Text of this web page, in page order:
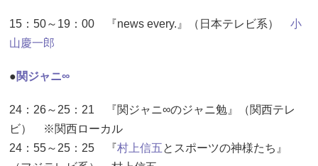
15：50～19：00 『news every.』（日本テレビ系） 小
山慶一郎
●関ジャニ∞
24：26～25：21 『関ジャニ∞のジャニ勉』（関西テレ
ビ） ※関西ローカル
24：55～25：25 『村上信五とスポーツの神様たち』